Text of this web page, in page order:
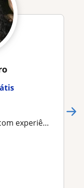
online e presenciais